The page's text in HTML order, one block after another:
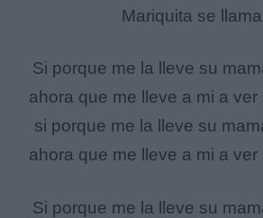
Mariquita se
Si porque me la lleve su
ahora que me lleve a mi a
si porque me la lleve su
ahora que me lleve a mi a
Si porque me la lleve su